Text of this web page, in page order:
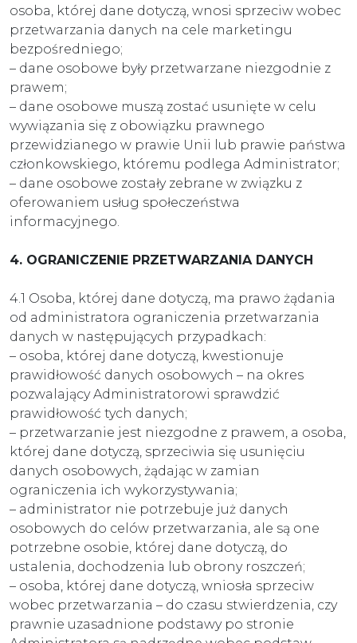
osoba, której dane dotyczą, wnosi sprzeciw wobec
przetwarzania danych na cele marketingu
bezpośredniego;
– dane osobowe były przetwarzane niezgodnie z
prawem;
– dane osobowe muszą zostać usunięte w celu
wywiązania się z obowiązku prawnego
przewidzianego w prawie Unii lub prawie państwa
członkowskiego, któremu podlega Administrator;
– dane osobowe zostały zebrane w związku z
oferowaniem usług społeczeństwa
informacyjnego.
4. OGRANICZENIE PRZETWARZANIA DANYCH
4.1 Osoba, której dane dotyczą, ma prawo żądania
od administratora ograniczenia przetwarzania
danych w następujących przypadkach:
– osoba, której dane dotyczą, kwestionuje
prawidłowość danych osobowych – na okres
pozwalający Administratorowi sprawdzić
prawidłowość tych danych;
– przetwarzanie jest niezgodne z prawem, a osoba,
której dane dotyczą, sprzeciwia się usunięciu
danych osobowych, żądając w zamian
ograniczenia ich wykorzystywania;
– administrator nie potrzebuje już danych
osobowych do celów przetwarzania, ale są one
potrzebne osobie, której dane dotyczą, do
ustalenia, dochodzenia lub obrony roszczeń;
– osoba, której dane dotyczą, wniosła sprzeciw
wobec przetwarzania – do czasu stwierdzenia, czy
prawnie uzasadnione podstawy po stronie